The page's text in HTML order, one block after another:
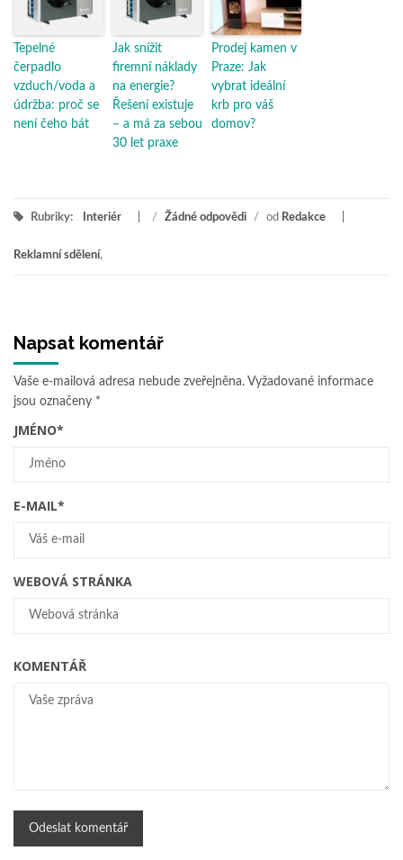
Tepelné
čerpadlo
vzduch/voda a
údržba: proč se
není čeho bát
Jak snížit
firemní náklady
na energie?
Řešení existuje
– a má za sebou
30 let praxe
Prodej kamen v
Praze: Jak
vybrat ideální
krb pro váš
domov?
Rubriky: Interiér / Žádné odpovědi / od Redakce
Reklamní sdělení,
Napsat komentář
Vaše e-mailová adresa nebude zveřejněna. Vyžadované informace
jsou označeny *
JMÉNO*
E-MAIL*
WEBOVÁ STRÁNKA
KOMENTÁŘ